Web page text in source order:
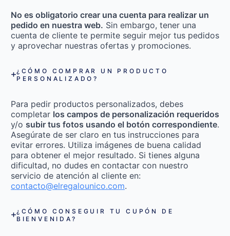
No es obligatorio crear una cuenta para realizar un
pedido en nuestra web. Sin embargo, tener una
cuenta de cliente te permite seguir mejor tus pedidos
y aprovechar nuestras ofertas y promociones.
¿CÓMO COMPRAR UN PRODUCTO
PERSONALIZADO?
Para pedir productos personalizados, debes
completar los campos de personalización requeridos
y/o subir tus fotos usando el botón correspondiente.
Asegúrate de ser claro en tus instrucciones para
evitar errores. Utiliza imágenes de buena calidad
para obtener el mejor resultado. Si tienes alguna
dificultad, no dudes en contactar con nuestro
servicio de atención al cliente en:
contacto@elregalounico.com.
¿CÓMO CONSEGUIR TU CUPÓN DE
BIENVENIDA?